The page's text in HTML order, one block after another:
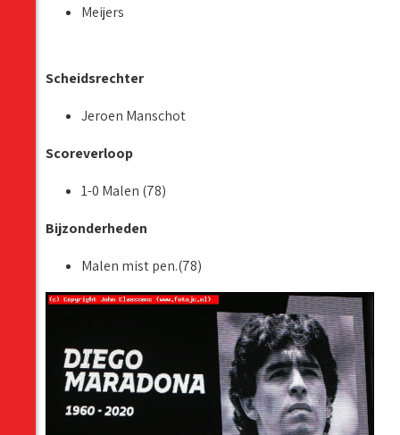
Meijers
Scheidsrechter
Jeroen Manschot
Scoreverloop
1-0 Malen (78)
Bijzonderheden
Malen mist pen.(78)